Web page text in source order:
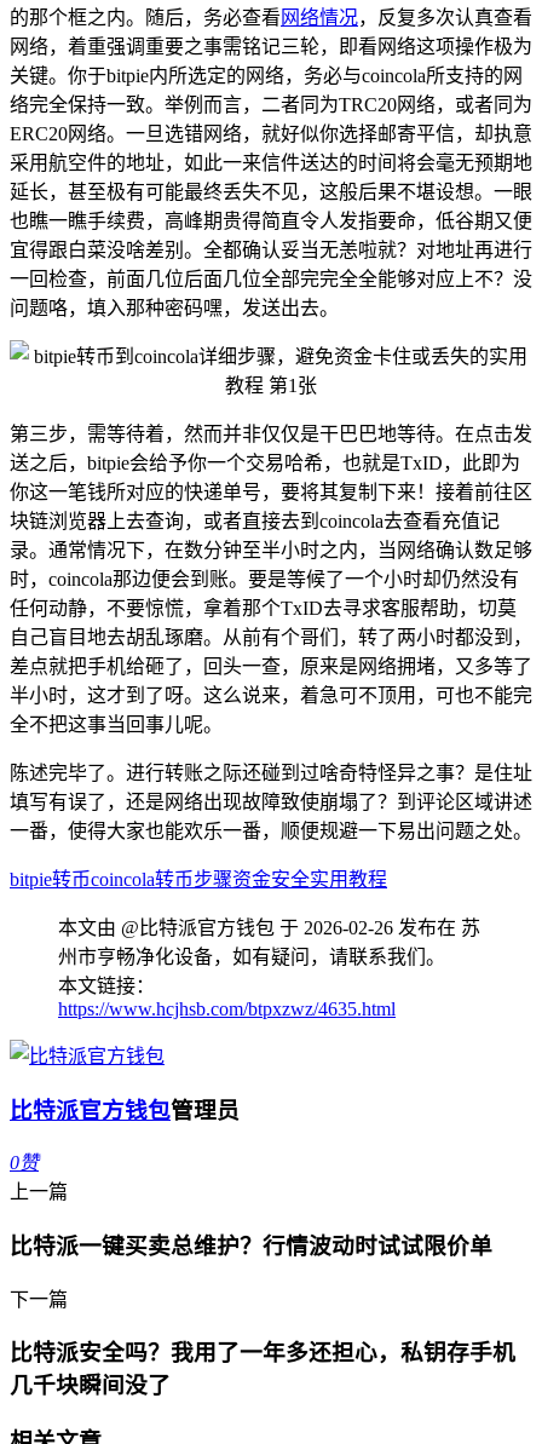
的那个框之内。随后，务必查看 网络情况，反复多次认真查看
网络，着重强调重要之事需铭记三轮，即看网络这项操作极为
关键。你于bitpie内所选定的网络，务必与coincola所支持的网
络完全保持一致。举例而言，二者同为TRC20网络，或者同为
ERC20网络。一旦选错网络，就好似你选择邮寄平信，却执意
采用航空件的地址，如此一来信件送达的时间将会毫无预期地
延长，甚至极有可能最终丢失不见，这般后果不堪设想。一眼
也瞧一瞧手续费，高峰期贵得简直令人发指要命，低谷期又便
宜得跟白菜没啥差别。全都确认妥当无恙啦就？对地址再进行
一回检查，前面几位后面几位全部完完全全能够对应上不？没
问题咯，填入那种密码嘿，发送出去。
第三步，需等待着，然而并非仅仅是干巴巴地等待。在点击发
送之后，bitpie会给予你一个交易哈希，也就是TxID，此即为
你这一笔钱所对应的快递单号，要将其复制下来！接着前往区
块链浏览器上去查询，或者直接去到coincola去查看充值记
录。通常情况下，在数分钟至半小时之内，当网络确认数足够
时，coincola那边便会到账。要是等候了一个小时却仍然没有
任何动静，不要惊慌，拿着那个TxID去寻求客服帮助，切莫
自己盲目地去胡乱琢磨。从前有个哥们，转了两小时都没到，
差点就把手机给砸了，回头一查，原来是网络拥堵，又多等了
半小时，这才到了呀。这么说来，着急可不顶用，可也不能完
全不把这事当回事儿呢。
陈述完毕了。进行转账之际还碰到过啥奇特怪异之事？是住址
填写有误了，还是网络出现故障致使崩塌了？到评论区域讲述
一番，使得大家也能欢乐一番，顺便规避一下易出问题之处。
bitpie转币coincola转币步骤资金安全实用教程
本文由 @比特派官方钱包 于 2026-02-26 发布在 苏
州市亨畅净化设备，如有疑问，请联系我们。
本文链接：
https://www.hcjhsb.com/btpxzwz/4635.html
比特派官方钱包管理员
0赞
上一篇
比特派一键买卖总维护？行情波动时试试限价单
下一篇
比特派安全吗？我用了一年多还担心，私钥存手机
几千块瞬间没了